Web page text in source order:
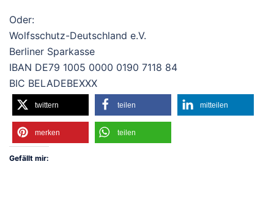
Oder:
Wolfsschutz-Deutschland e.V.
Berliner Sparkasse
IBAN DE79 1005 0000 0190 7118 84
BIC BELADEBEXXX
twittern teilen mitteilen
merken teilen
Gefällt mir: